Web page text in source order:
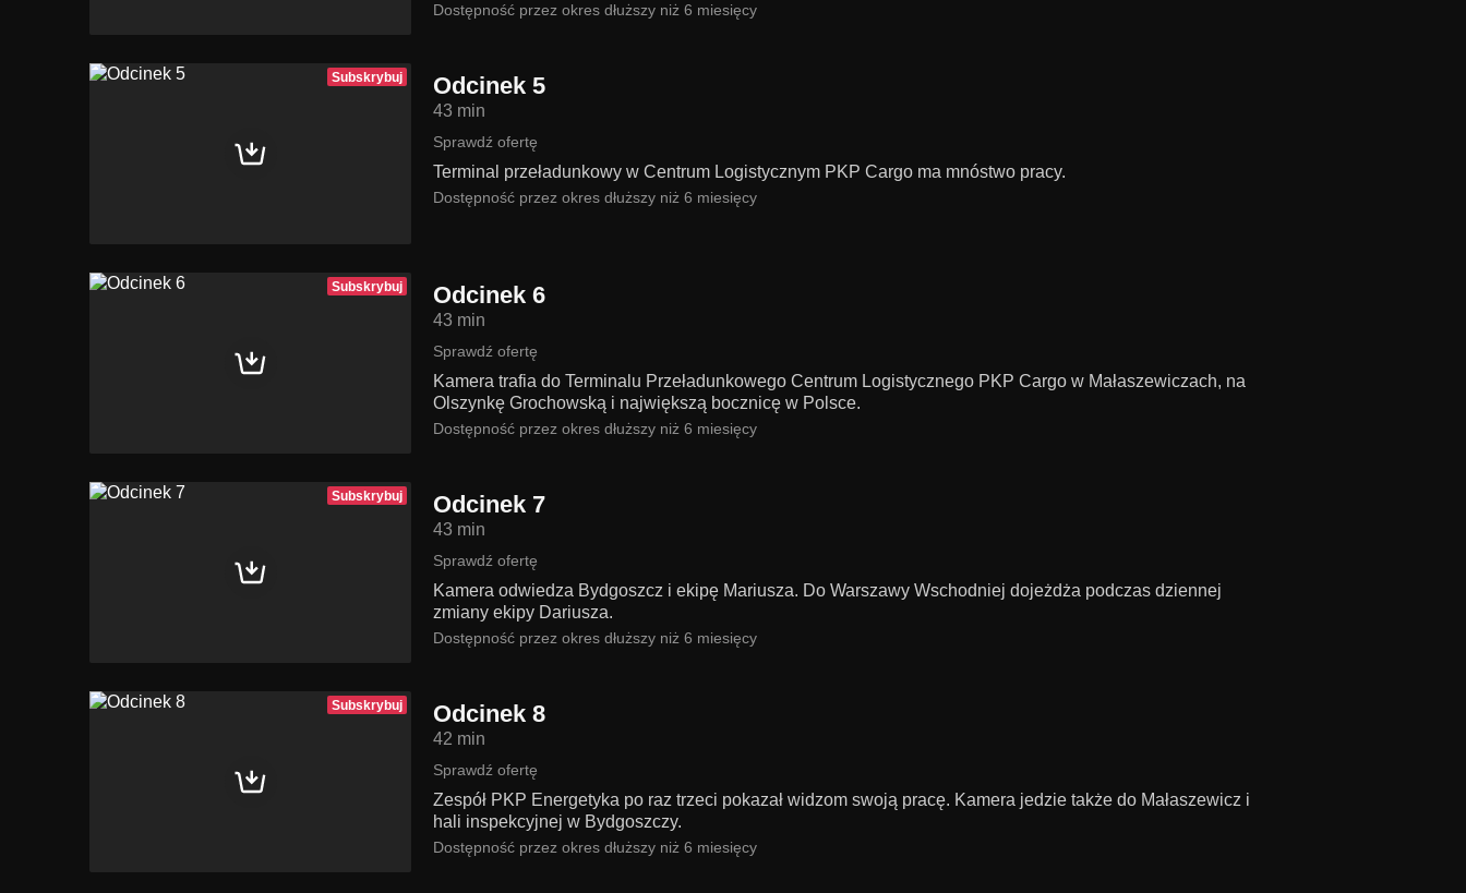
Dostępność przez okres dłuższy niż 6 miesięcy
Subskrybuj Odcinek 5
43 min
Sprawdź ofertę
Terminal przeładunkowy w Centrum Logistycznym PKP Cargo ma mnóstwo pracy.
Dostępność przez okres dłuższy niż 6 miesięcy
Subskrybuj Odcinek 6
43 min
Sprawdź ofertę
Kamera trafia do Terminalu Przeładunkowego Centrum Logistycznego PKP Cargo w Małaszewiczach, na
Olszynkę Grochowską i największą bocznicę w Polsce.
Dostępność przez okres dłuższy niż 6 miesięcy
Subskrybuj Odcinek 7
43 min
Sprawdź ofertę
Kamera odwiedza Bydgoszcz i ekipę Mariusza. Do Warszawy Wschodniej dojeżdża podczas dziennej
zmiany ekipy Dariusza.
Dostępność przez okres dłuższy niż 6 miesięcy
Subskrybuj Odcinek 8
42 min
Sprawdź ofertę
Zespół PKP Energetyka po raz trzeci pokazał widzom swoją pracę. Kamera jedzie także do Małaszewicz i
hali inspekcyjnej w Bydgoszczy.
Dostępność przez okres dłuższy niż 6 miesięcy